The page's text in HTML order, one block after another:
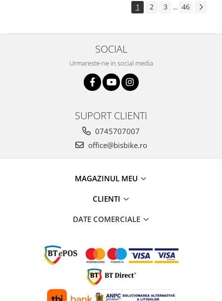
1 2 3 ... 46
SOCIAL
Urmareste-ne in social media
SUPORT CLIENTI
0745707007
office@bisbike.ro
MAGAZINUL MEU
CLIENTI
DATE COMERCIALE